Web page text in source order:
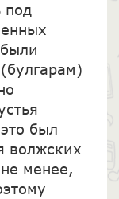
под
был
волжских
менее,